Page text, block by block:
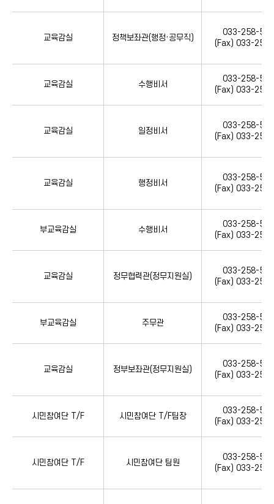
교육감실 정책보좌관(행정·공무직)
033-258-
(Fax) 033-
교육감실 수행비서
033-258-
(Fax) 033-
교육감실 일정비서
033-258-
(Fax) 033-
교육감실 행정비서
033-258-
(Fax) 033-
부교육감실 수행비서
033-258-
(Fax) 033-
교육감실 정무협력관(정무지원실)
033-258-
(Fax) 033-
부교육감실 주무관
033-258-
(Fax) 033-
교육감실 정부보좌관(정무지원실)
033-258-
(Fax) 033-
시민참여단 T/F 시민참여단 T/F팀장
033-258-
(Fax) 033-
시민참여단 T/F 시민참여단 팀원
033-258-
(Fax) 033-